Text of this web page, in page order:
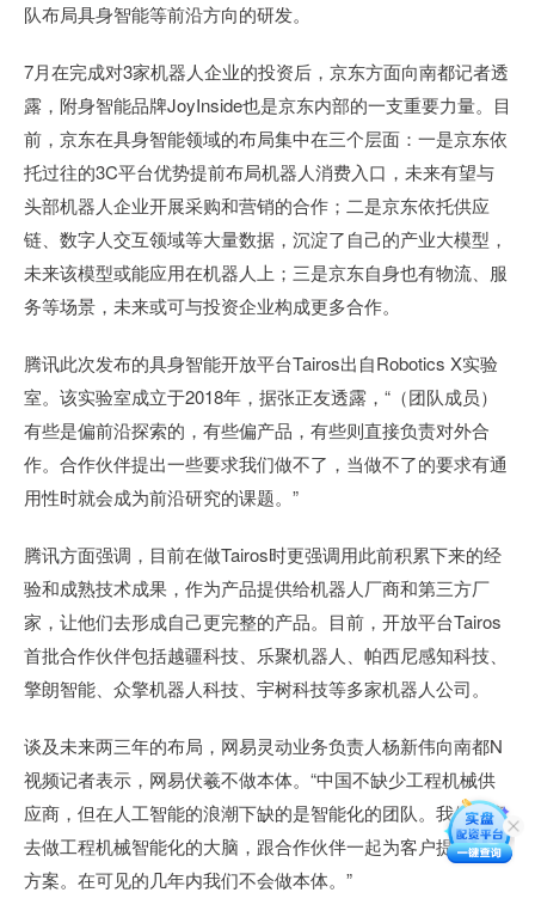
队布局具身智能等前沿方向的研发。
7月在完成对3家机器人企业的投资后，京东方面向南都记者透
露，附身智能品牌JoyInside也是京东内部的一支重要力量。目
前，京东在具身智能领域的布局集中在三个层面：一是京东依
托过往的3C平台优势提前布局机器人消费入口，未来有望与
头部机器人企业开展采购和营销的合作；二是京东依托供应
链、数字人交互领域等大量数据，沉淀了自己的产业大模型，
未来该模型或能应用在机器人上；三是京东自身也有物流、服
务等场景，未来或可与投资企业构成更多合作。
腾讯此次发布的具身智能开放平台Tairos出自Robotics X实验
室。该实验室成立于2018年，据张正友透露，“（团队成员）
有些是偏前沿探索的，有些偏产品，有些则直接负责对外合
作。合作伙伴提出一些要求我们做不了，当做不了的要求有通
用性时就会成为前沿研究的课题。”
腾讯方面强调，目前在做Tairos时更强调用此前积累下来的经
验和成熟技术成果，作为产品提供给机器人厂商和第三方厂
家，让他们去形成自己更完整的产品。目前，开放平台Tairos
首批合作伙伴包括越疆科技、乐聚机器人、帕西尼感知科技、
擎朗智能、众擎机器人科技、宇树科技等多家机器人公司。
谈及未来两三年的布局，网易灵动业务负责人杨新伟向南都N
视频记者表示，网易伏羲不做本体。“中国不缺少工程机械供
应商，但在人工智能的浪潮下缺的是智能化的团队。我们愿意
去做工程机械智能化的大脑，跟合作伙伴一起为客户提供解决
方案。在可见的几年内我们不会做本体。”